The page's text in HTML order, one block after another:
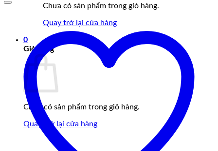
Chưa có sản phẩm trong giỏ hàng.
Quay trở lại cửa hàng
0
Giỏ hàng
Chưa có sản phẩm trong giỏ hàng.
Quay trở lại cửa hàng